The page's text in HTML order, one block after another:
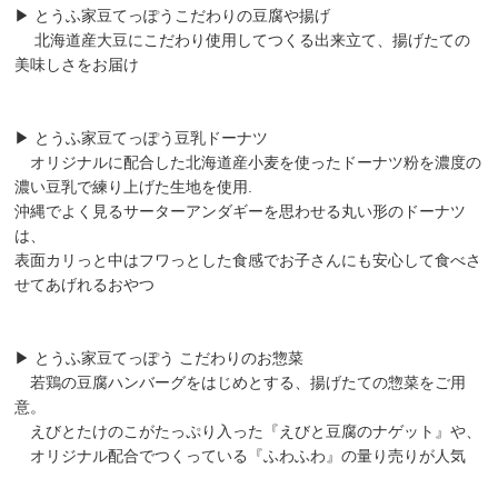
▶︎ とうふ家豆てっぽうこだわりの豆腐や揚げ
北海道産大豆にこだわり使用してつくる出来立て、揚げたての
美味しさをお届け
▶︎ とうふ家豆てっぽう豆乳ドーナツ
オリジナルに配合した北海道産小麦を使ったドーナツ粉を濃度の
濃い豆乳で練り上げた生地を使用.
沖縄でよく見るサーターアンダギーを思わせる丸い形のドーナツ
は、
表面カリっと中はフワっとした食感でお子さんにも安心して食べさ
せてあげれるおやつ
▶︎ とうふ家豆てっぽう こだわりのお惣菜
若鶏の豆腐ハンバーグをはじめとする、揚げたての惣菜をご用
意。
えびとたけのこがたっぷり入った『えびと豆腐のナゲット』や、
オリジナル配合でつくっている『ふわふわ』の量り売りが人気